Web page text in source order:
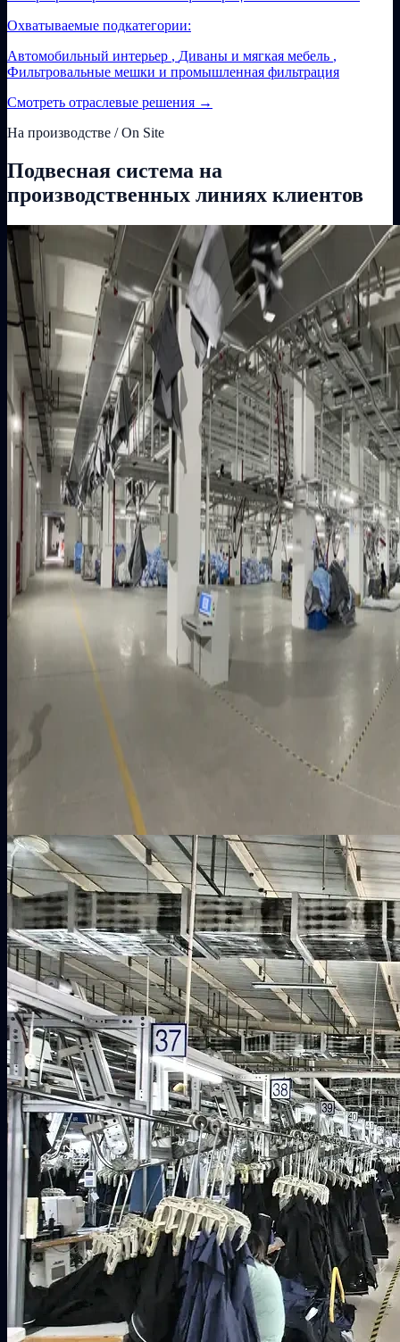
Охватываемые подкатегории:
Автомобильный интерьер , Диваны и мягкая мебель ,
Фильтровальные мешки и промышленная фильтрация
Смотреть отраслевые решения →
На производстве / On Site
Подвесная система на
производственных линиях клиентов